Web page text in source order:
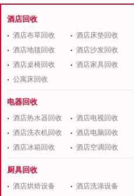
商 深圳酒店用品回收公司
酒店回收
酒店布草回收
酒店床垫回收
酒店地毯回收
酒店沙发回收
酒店桌椅回收
酒店家具回收
公寓床回收
电器回收
酒店热水器回收
酒店电视回收
酒店洗衣机回收
酒店电脑回收
酒店冰箱回收
酒店空调回收
厨具回收
酒店烘焙设备
酒店洗涤设备